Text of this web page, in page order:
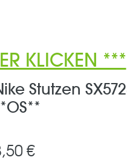
Stutzen
€Preis
KLICKEN ***